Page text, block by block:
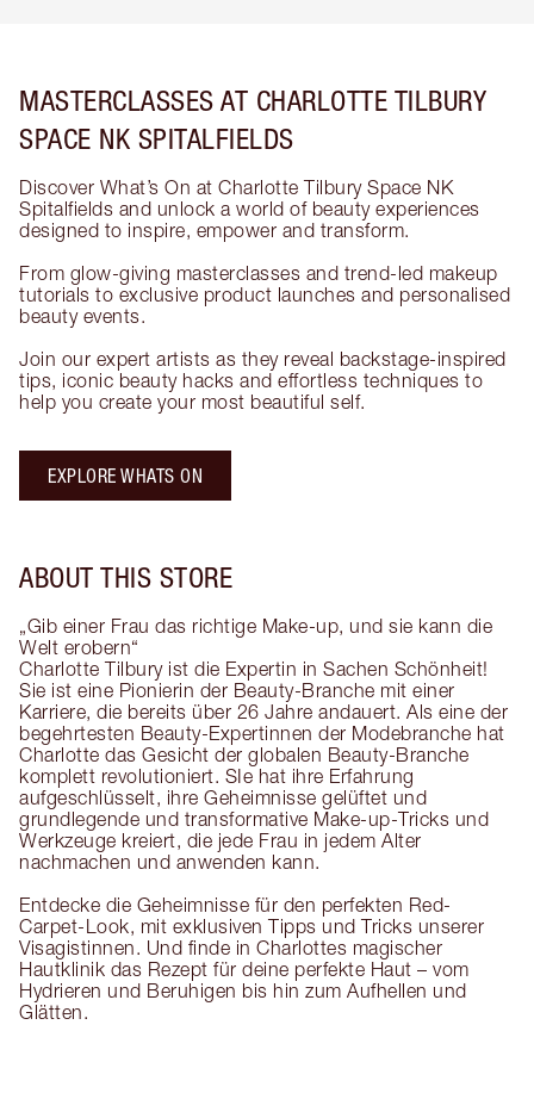
MASTERCLASSES AT CHARLOTTE TILBURY
SPACE NK SPITALFIELDS
Discover What’s On at Charlotte Tilbury Space NK
Spitalfields and unlock a world of beauty experiences
designed to inspire, empower and transform.
From glow-giving masterclasses and trend-led makeup
tutorials to exclusive product launches and personalised
beauty events.
Join our expert artists as they reveal backstage-inspired
tips, iconic beauty hacks and effortless techniques to
help you create your most beautiful self.
EXPLORE WHATS ON
ABOUT THIS STORE
„Gib einer Frau das richtige Make-up, und sie kann die
Welt erobern“
Charlotte Tilbury ist die Expertin in Sachen Schönheit!
Sie ist eine Pionierin der Beauty-Branche mit einer
Karriere, die bereits über 26 Jahre andauert. Als eine der
begehrtesten Beauty-Expertinnen der Modebranche hat
Charlotte das Gesicht der globalen Beauty-Branche
komplett revolutioniert. SIe hat ihre Erfahrung
aufgeschlüsselt, ihre Geheimnisse gelüftet und
grundlegende und transformative Make-up-Tricks und
Werkzeuge kreiert, die jede Frau in jedem Alter
nachmachen und anwenden kann.
Entdecke die Geheimnisse für den perfekten Red-
Carpet-Look, mit exklusiven Tipps und Tricks unserer
Visagistinnen. Und finde in Charlottes magischer
Hautklinik das Rezept für deine perfekte Haut – vom
Hydrieren und Beruhigen bis hin zum Aufhellen und
Glätten.